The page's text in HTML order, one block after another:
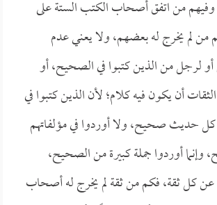
من اتفق أصحاب الكتب الستة على
من لم يخرج له بعضهم، ولا يعني عدم
لرجل من الذين كتبوا في الصحيح، أو
أن يكون فيه كلام؛ لأن الذين كتبوا في
حديث صحيح، ولا أوردوا في مؤلفاتهم
أوردوا جملة كبيرة من الصحيح،
كل ثقة، فكم من ثقة لم يخرج له أصحاب